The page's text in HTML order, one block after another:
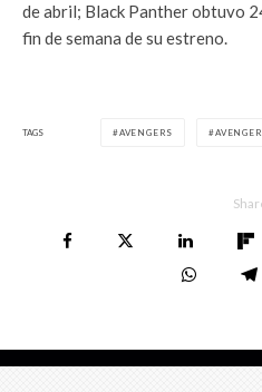
de abril; Black Panther obtuvo
fin de semana de su estreno.
TAGS AVENGERS